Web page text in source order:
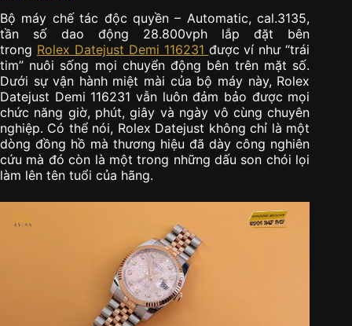
Bộ máy chế tác độc quyền – Automatic, cal.3135,
tần số dao động 28.800vph lắp đặt bên
trong Rolex Datejust Demi 116231 được ví như “trái
tim” nuôi sống mọi chuyển động bên trên mặt số.
Dưới sự vận hành miệt mài của bộ máy này, Rolex
Datejust Demi 116231 vẫn luôn đảm bảo được mọi
chức năng giờ, phút, giây và ngày vô cùng chuyên
nghiệp. Có thể nói, Rolex Datejust không chỉ là một
dòng đồng hồ mà thương hiệu đã dày công nghiên
cứu mà đó còn là một trong những dấu son chói lọi
làm lên tên tuổi của hãng.